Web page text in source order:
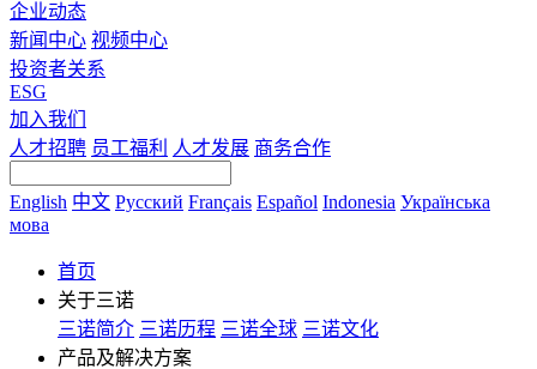
企业动态
新闻中心 视频中心
投资者关系
ESG
加入我们
人才招聘 员工福利 人才发展 商务合作
English 中文 Русский Français Español Indonesia Українська
мова
首页
关于三诺
三诺简介 三诺历程 三诺全球 三诺文化
产品及解决方案